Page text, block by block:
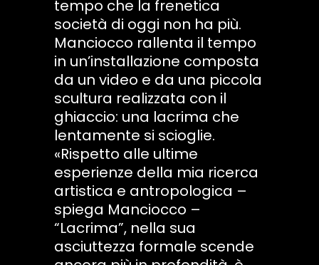
tempo che la frenetica
società di oggi non ha più.
Manciocco rallenta il tempo
in un’installazione composta
da un video e da una piccola
scultura realizzata con il
ghiaccio: una lacrima che
lentamente si scioglie.
«Rispetto alle ultime
esperienze della mia ricerca
artistica e antropologica –
spiega Manciocco –
“Lacrima”, nella sua
asciuttezza formale scende